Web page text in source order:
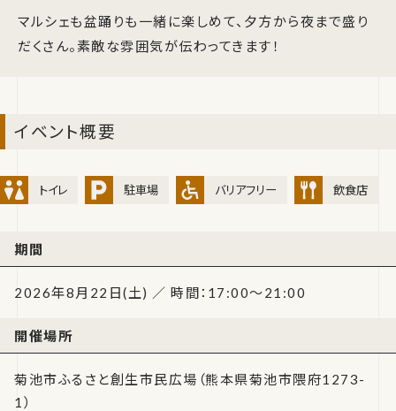
マルシェも盆踊りも一緒に楽しめて、夕方から夜まで盛り
だくさん。素敵な雰囲気が伝わってきます！
イベント概要
トイレ 駐車場 バリアフリー 飲食店
期間
2026年8月22日(土) ／ 時間：17:00〜21:00
開催場所
菊池市ふるさと創生市民広場（熊本県菊池市隈府1273-
1）